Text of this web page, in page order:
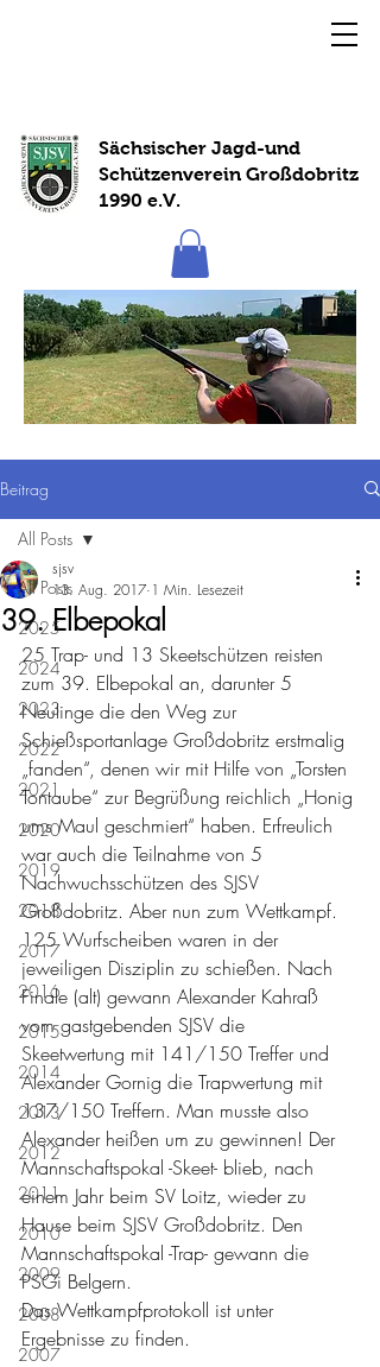
Sächsischer Jagd-und
Schützenverein Großdobritz
1990 e.V.
Beitrag
All Posts
2025
2024
2023
2022
2021
2020
2019
2018
2017
2016
2015
2014
2013
2012
2011
2010
2009
2008
2007
All Posts
39. Elbepokal
sjsv
13. Aug. 2017 1 Min. Lesezeit
25 Trap- und 13 Skeetschützen reisten
zum 39. Elbepokal an, darunter 5
Neulinge die den Weg zur
Schießsportanlage Großdobritz erstmalig
„fanden“, denen wir mit Hilfe von „Torsten
Tontaube“ zur Begrüßung reichlich „Honig
ums Maul geschmiert“ haben. Erfreulich
war auch die Teilnahme von 5
Nachwuchsschützen des SJSV
Großdobritz. Aber nun zum Wettkampf.
125 Wurfscheiben waren in der
jeweiligen Disziplin zu schießen. Nach
Finale (alt) gewann Alexander Kahraß
vom gastgebenden SJSV die
Skeetwertung mit 141/150 Treffer und
Alexander Gornig die Trapwertung mit
137/150 Treffern. Man musste also
Alexander heißen um zu gewinnen! Der
Mannschaftspokal -Skeet- blieb, nach
einem Jahr beim SV Loitz, wieder zu
Hause beim SJSV Großdobritz. Den
Mannschaftspokal -Trap- gewann die
PSGi Belgern.
Das Wettkampfprotokoll ist unter
Ergebnisse zu finden.